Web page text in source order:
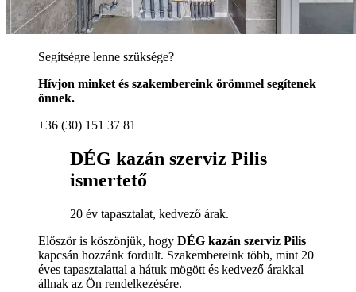
Segítségre lenne szüksége?
Hívjon minket és szakembereink örömmel segítenek
önnek.
+36 (30) 151 37 81
DÉG kazán szerviz Pilis
ismertető
20 év tapasztalat, kedvező árak.
Először is köszönjük, hogy DÉG kazán szerviz Pilis
kapcsán hozzánk fordult. Szakembereink több, mint 20
éves tapasztalattal a hátuk mögött és kedvező árakkal
állnak az Ön rendelkezésére.